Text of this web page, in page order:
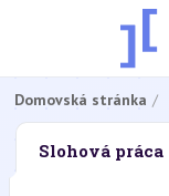
Domovská stránka
Slohová práca